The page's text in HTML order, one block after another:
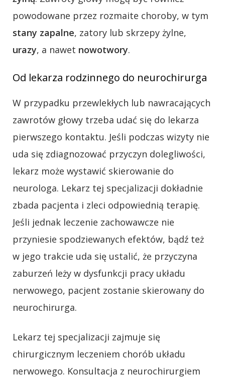
powodowane przez rozmaite choroby, w tym
stany zapalne, zatory lub skrzepy żylne,
urazy, a nawet nowotwory.
Od lekarza rodzinnego do neurochirurga
W przypadku przewlekłych lub nawracających
zawrotów głowy trzeba udać się do lekarza
pierwszego kontaktu. Jeśli podczas wizyty nie
uda się zdiagnozować przyczyn dolegliwości,
lekarz może wystawić skierowanie do
neurologa. Lekarz tej specjalizacji dokładnie
zbada pacjenta i zleci odpowiednią terapię.
Jeśli jednak leczenie zachowawcze nie
przyniesie spodziewanych efektów, bądź też
w jego trakcie uda się ustalić, że przyczyna
zaburzeń leży w dysfunkcji pracy układu
nerwowego, pacjent zostanie skierowany do
neurochirurga.
Lekarz tej specjalizacji zajmuje się
chirurgicznym leczeniem chorób układu
nerwowego. Konsultacja z neurochirurgiem